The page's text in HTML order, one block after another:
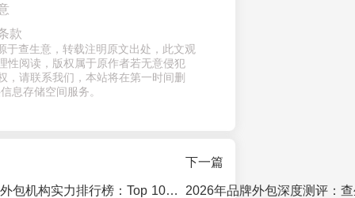
款
于查生意，转载注明原文出处，此文观
性阅读，版权属于原作者若无意侵犯
，请联系我们，本站将在第一时间删
息存储空间服务。
2026年品牌运营外包机构实力排行榜：Top 10深度测评与避坑指南
下一篇